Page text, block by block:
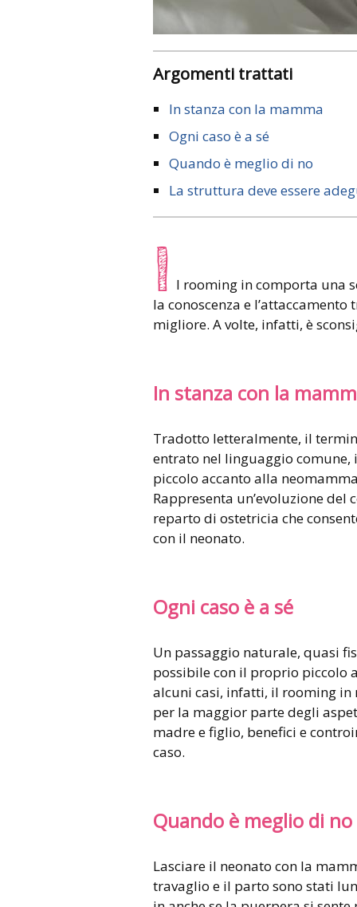
Argomenti trattati
In stanza con la mamma
Ogni caso è a sé
Quando è meglio di no
La struttura deve essere
I l rooming in comporta una
la conoscenza e
migliore. A volte, infatti, è
In stanza con la
Tradotto letteralmente, il
entrato nel linguaggio
piccolo accanto alla
Rappresenta un’evoluzione
reparto di ostetricia che
con il neonato.
Ogni caso è a sé
Un passaggio naturale, quasi
possibile con il proprio piccolo
alcuni casi, infatti, il rooming
per la maggior parte degli
madre e figlio, benefici e
caso.
Quando è meglio di no
Lasciare il neonato con la
travaglio e il parto sono stati